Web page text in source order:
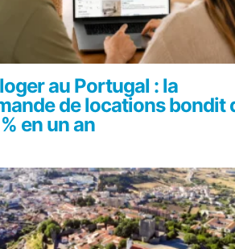
au Portugal : la
de locations bondit
en un an